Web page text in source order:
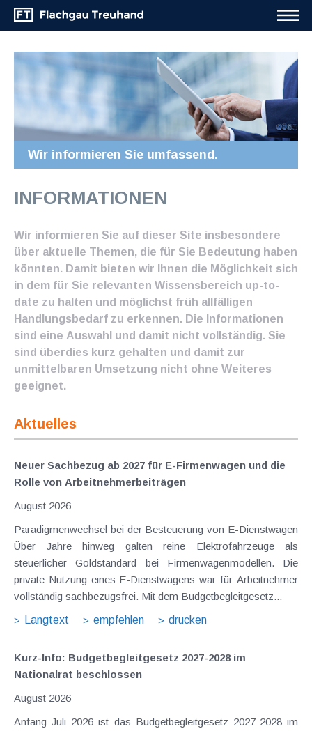
Wir informieren Sie umfassend.
INFORMATIONEN
Wir informieren Sie auf dieser Site insbesondere
über aktuelle Themen, die für Sie Bedeutung haben
könnten. Damit bieten wir Ihnen die Möglichkeit sich
in dem für Sie relevanten Wissensbereich up-to-
date zu halten und möglichst früh allfälligen
Handlungsbedarf zu erkennen. Die Informationen
sind eine Auswahl und damit nicht vollständig. Sie
sind überdies kurz gehalten und damit zur
unmittelbaren Umsetzung nicht ohne Weiteres
geeignet.
Aktuelles
Neuer Sachbezug ab 2027 für E-Firmenwagen und die
Rolle von Arbeitnehmer​­beiträgen
August 2026
Paradigmenwechsel bei der Besteuerung von E-Dienstwagen
Über Jahre hinweg galten reine Elektrofahrzeuge als
steuerlicher Goldstandard bei Firmenwagenmodellen. Die
private Nutzung eines E-Dienstwagens war für Arbeitnehmer
vollständig sachbezugsfrei. Mit dem Budgetbegleitgesetz...
Langtext
empfehlen drucken
Kurz-Info: Budgetbegleitgesetz 2027-2028 im
Nationalrat beschlossen
August 2026
Anfang Juli 2026 ist das Budgetbegleitgesetz 2027-2028 im